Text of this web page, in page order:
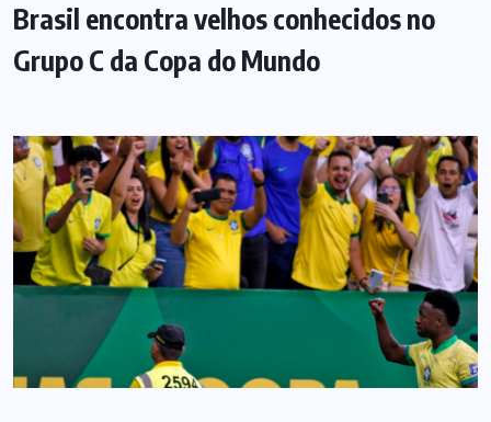
Brasil encontra velhos conhecidos no
Grupo C da Copa do Mundo